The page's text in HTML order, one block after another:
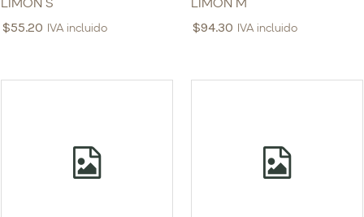
LIMON S
$55.20 IVA incluido
LIMON M
$94.30 IVA incluido